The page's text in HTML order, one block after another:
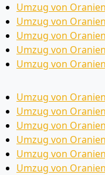
Umzug von
Umzug von
Umzug von
Umzug von
Umzug von
Umzug von
Umzug von
Umzug von
Umzug von
Umzug von
Umzug von